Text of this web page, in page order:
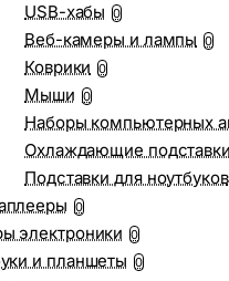
USB-хабы 0
Веб-камеры и лампы 0
Коврики 0
Мыши 0
Наборы компьютерных
Охлаждающие
Подставки для ноутбуков
0
электроники 0
и планшеты 0